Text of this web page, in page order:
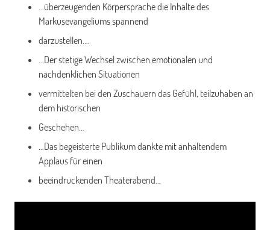
…überzeugenden Körpersprache die Inhalte des
Markusevangeliums spannend
darzustellen….
…Der stetige Wechsel zwischen emotionalen und
nachdenklichen Situationen
vermittelten bei den Zuschauern das Gefühl, teilzuhaben an
dem historischen
Geschehen…
…Das begeisterte Publikum dankte mit anhaltendem
Applaus für einen
beeindruckenden Theaterabend…